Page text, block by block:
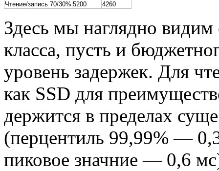
Чтение/запись 70/30% 5200 4260
Здесь мы наглядно видим
класса, пусть и
уровень задержек. Для
как SSD для
держится в пределах
(перцентиль 99,99% —
пиковое значние — 0,6